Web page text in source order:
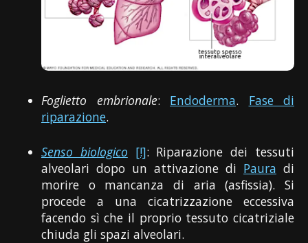
Foglietto embrionale: Endoderma. Fase di
riparazione.
Senso biologico [!]: Riparazione dei tessuti
alveolari dopo un attivazione di Paura di
morire o mancanza di aria (asfissia). Si
procede a una cicatrizzazione eccessiva
facendo sì che il proprio tessuto cicatriziale
chiuda gli spazi alveolari.